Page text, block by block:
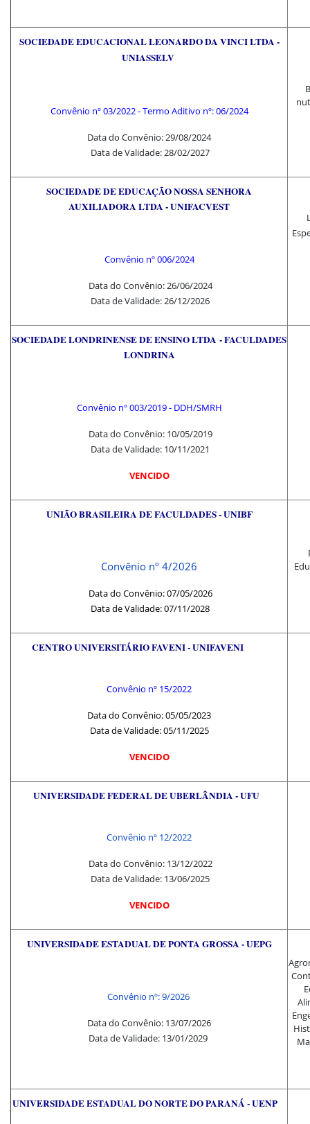
SOCIEDADE EDUCACIONAL LEONARDO DA VINCI LTDA -
UNIASSELV
Convênio nº 03/2022-Termo Aditivo nº: 06/2024
Data do Convênio: 29/08/2024
Data de Validade: 28/02/2027
SOCIEDADE DE EDUCAÇÃO NOSSA SENHORA
AUXILIADORA LTDA - UNIFACVEST
Convênio nº 006/2024
Data do Convênio: 26/06/2024
Data de Validade: 26/12/2026
SOCIEDADE LONDRINENSE DE ENSINO LTDA - FACULDADES
LONDRINA
Convênio nº 003/2019 - DDH/SMRH
Data do Convênio: 10/05/2019
Data de Validade: 10/11/2021
VENCIDO
UNIÃO BRASILEIRA DE FACULDADES - UNIBF
Convênio nº 4/2026
Data do Convênio: 07/05/2026
Data de Validade: 07/11/2028
CENTRO UNIVERSITÁRIO FAVENI - UNIFAVENI
Convênio nº 15/2022
Data do Convênio: 05/05/2023
Data de Validade: 05/11/2025
VENCIDO
UNIVERSIDADE FEDERAL DE UBERLÂNDIA - UFU
Convênio nº 12/2022
Data do Convênio: 13/12/2022
Data de Validade: 13/06/2025
VENCIDO
UNIVERSIDADE ESTADUAL DE PONTA GROSSA - UEPG
Convênio nº: 9/2026
Data do Convênio: 13/07/2026
Data de Validade: 13/01/2029
UNIVERSIDADE ESTADUAL DO NORTE DO PARANÁ - UENP